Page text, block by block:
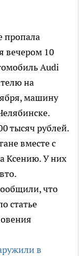
пропала
вечером 10
Audi
на
машину
тысяч рублей.
вместе с
Ксению. У них
что
статье
в